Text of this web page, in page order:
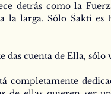
detrás como la
la larga. Sólo Śakti es
das cuenta de Ella,
completamente